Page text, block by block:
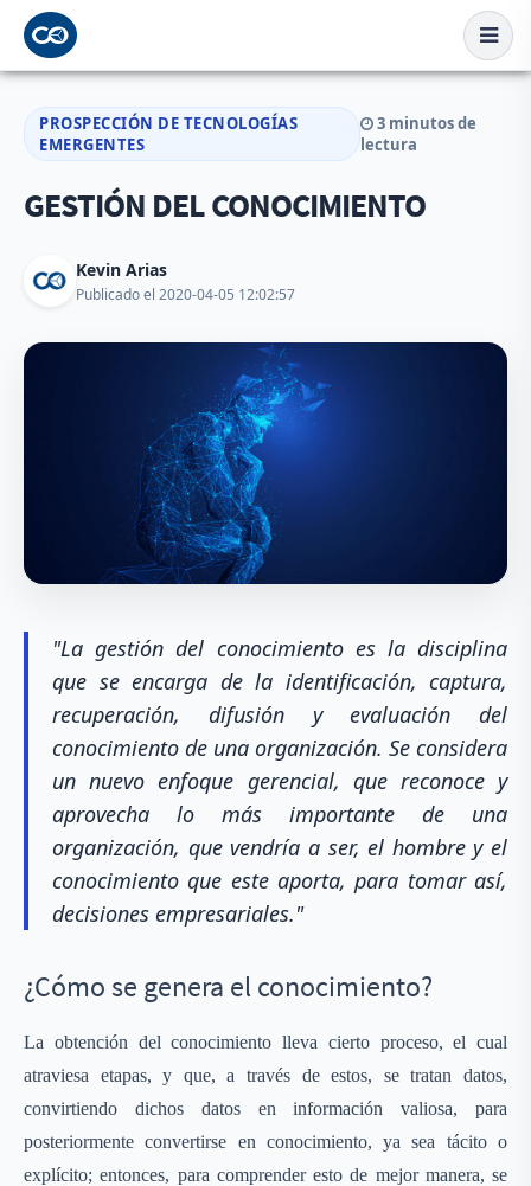
PROSPECCIÓN DE TECNOLOGÍAS
EMERGENTES
3 minutos de
lectura
GESTIÓN DEL CONOCIMIENTO
Kevin Arias
Publicado el 2020-04-05 12:02:57
"La gestión del conocimiento es la disciplina
que se encarga de la identificación, captura,
recuperación, difusión y evaluación del
conocimiento de una organización. Se considera
un nuevo enfoque gerencial, que reconoce y
aprovecha lo más importante de una
organización, que vendría a ser, el hombre y el
conocimiento que este aporta, para tomar así,
decisiones empresariales."
¿Cómo se genera el conocimiento?
La obtención del conocimiento lleva cierto proceso, el cual
atraviesa etapas, y que, a través de estos, se tratan datos,
convirtiendo dichos datos en información valiosa, para
posteriormente convertirse en conocimiento, ya sea tácito o
explícito; entonces, para comprender esto de mejor manera, se